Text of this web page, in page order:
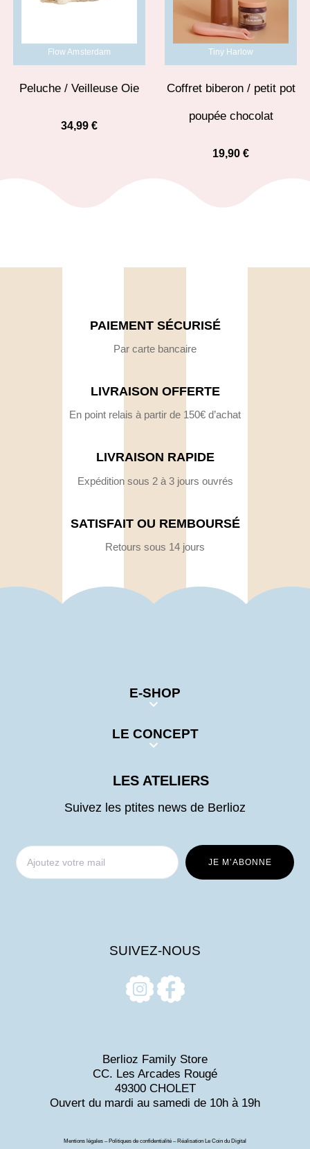
Flow Amsterdam
Peluche / Veilleuse Oie
34,99 €
Tiny Harlow
Coffret biberon / petit pot
poupée chocolat
19,90 €
PAIEMENT SÉCURISÉ
Par carte bancaire
LIVRAISON OFFERTE
En point relais à partir de 150€ d’achat
LIVRAISON RAPIDE
Expédition sous 2 à 3 jours ouvrés
SATISFAIT OU REMBOURSÉ
Retours sous 14 jours
E-SHOP
LE CONCEPT
LES ATELIERS
Suivez les ptites news de Berlioz
SUIVEZ-NOUS
Berlioz Family Store
CC. Les Arcades Rougé
49300 CHOLET
Ouvert du mardi au samedi de 10h à 19h
Mentions légales – Politiques de confidentialité – Réalisation Le Coin du Digital